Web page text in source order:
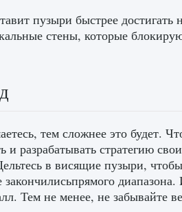
пузыри быстрее достигать
стены, которые
тем сложнее это будет.
разрабатывать стратегию
в висящие пузыри, чтобы
Тем не менее, не забывайте